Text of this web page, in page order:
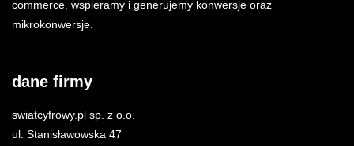
commerce. wspieramy i generujemy konwersje oraz
mikrokonwersje.
dane firmy
swiatcyfrowy.pl sp. z o.o.
ul. Stanisławowska 47